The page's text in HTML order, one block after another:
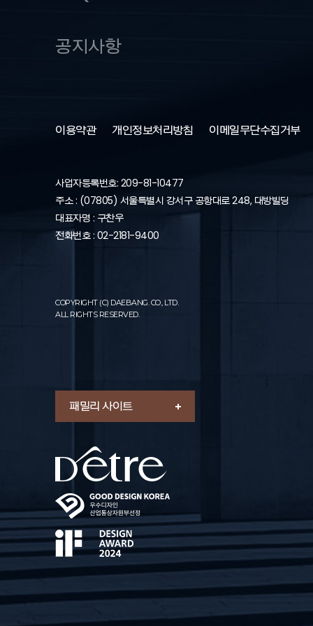
공지사항
이용약관 개인정보처리방침 이메일무단수집거부
사업자등록번호: 209-81-10477
주소 : (07805) 서울특별시 강서구 공항대로 248, 대방빌딩
대표자명 : 구찬우
전화번호 : 02-2181-9400
COPYRIGHT (C) DAEBANG. CO., LTD.
ALL RIGHTS RESERVED.
패밀리 사이트